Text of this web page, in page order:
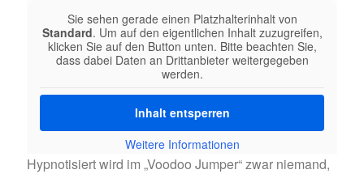
Sie sehen gerade einen Platzhalterinhalt von
Standard. Um auf den eigentlichen Inhalt zuzugreifen,
klicken Sie auf den Button unten. Bitte beachten Sie,
dass dabei Daten an Drittanbieter weitergegeben
werden.
Inhalt entsperren
Weitere Informationen
Hypnotisiert wird im „Voodoo Jumper“ zwar niemand,